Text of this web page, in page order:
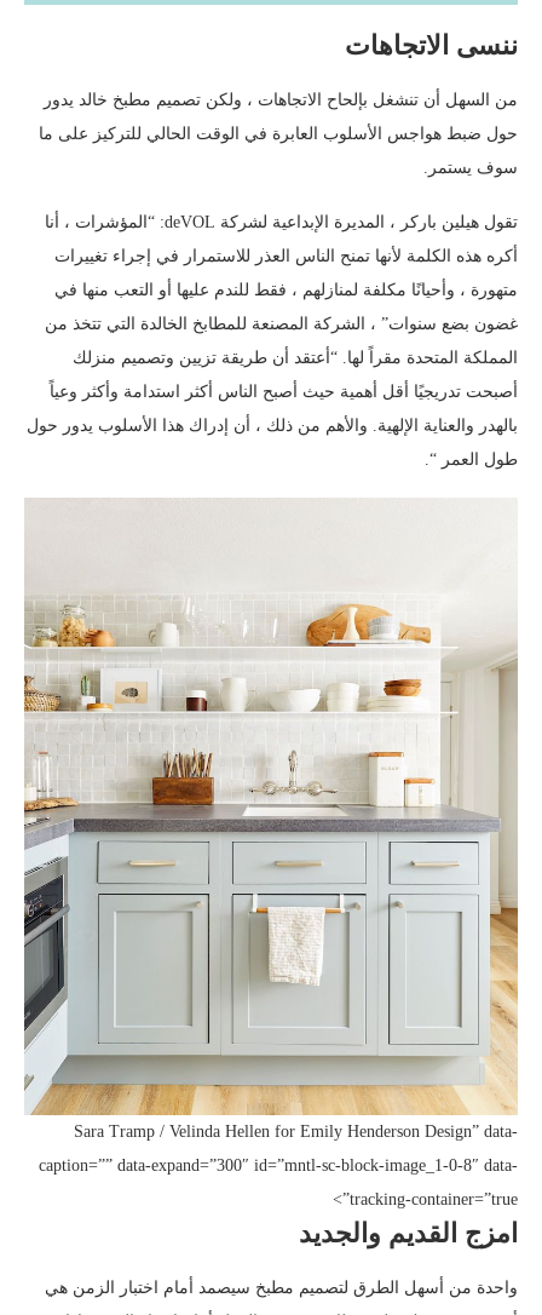
ننسى الاتجاهات
من السهل أن تنشغل بإلحاح الاتجاهات ، ولكن تصميم مطبخ خالد يدور
حول ضبط هواجس الأسلوب العابرة في الوقت الحالي للتركيز على ما
سوف يستمر.
تقول هيلين باركر ، المديرة الإبداعية لشركة deVOL: “المؤشرات ، أنا
أكره هذه الكلمة لأنها تمنح الناس العذر للاستمرار في إجراء تغييرات
متهورة ، وأحيانًا مكلفة لمنازلهم ، فقط للندم عليها أو التعب منها في
غضون بضع سنوات” ، الشركة المصنعة للمطابخ الخالدة التي تتخذ من
المملكة المتحدة مقراً لها. “أعتقد أن طريقة تزيين وتصميم منزلك
أصبحت تدريجيًا أقل أهمية حيث أصبح الناس أكثر استدامة وأكثر وعياً
بالهدر والعناية الإلهية. والأهم من ذلك ، أن إدراك هذا الأسلوب يدور حول
طول العمر “.
Sara Tramp / Velinda Hellen for Emily Henderson Design” data-
caption=”” data-expand=”300″ id=”mntl-sc-block-image_1-0-8″ data-
tracking-container=”true”>
امزج القديم والجديد
واحدة من أسهل الطرق لتصميم مطبخ سيصمد أمام اختبار الزمن هي